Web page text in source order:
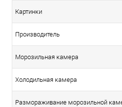
Картинки
Производитель
Морозильная камера
Холодильная камера
Размораживание морозильной